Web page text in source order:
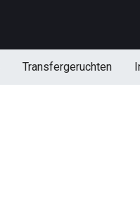
Transfergeruchten